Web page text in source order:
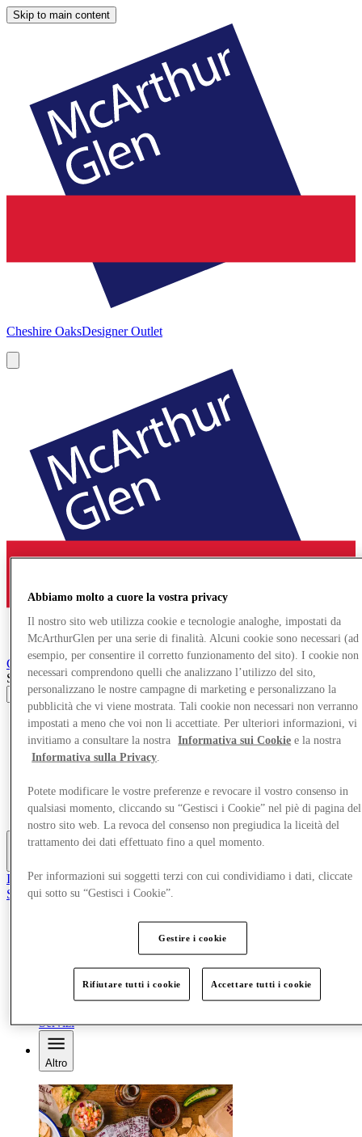
Skip to main content
Cheshire OaksDesigner Outlet
Cheshire OaksDesigner Outlet
Search input
Negozi
Offerte
Pianifica la tua visita
Cosa c'è in programma
Gift Card
Servizi
Il Club
Salvata
Pianifica la tua visita
Cosa c'è in programma
Servizi
Altro
Abbiamo molto a cuore la vostra privacy
Il nostro sito web utilizza cookie e tecnologie analoghe, impostati da
McArthurGlen per una serie di finalità. Alcuni cookie sono necessari (ad
esempio, per consentire il corretto funzionamento del sito). I cookie non
necessari comprendono quelli che analizzano l’utilizzo del sito,
personalizzano le nostre campagne di marketing e personalizzano la
pubblicità che vi viene mostrata. Tali cookie non necessari non verranno
impostati a meno che voi non li accettiate. Per ulteriori informazioni, vi
invitiamo a consultare la nostra
Informativa sui Cookie e la nostra
Informativa sulla Privacy
Potete modificare le vostre preferenze e revocare il vostro consenso in
qualsiasi momento, cliccando su “Gestisci i Cookie” nel piè di pagina del
nostro sito web. La revoca del consenso non pregiudica la liceità del
trattamento dei dati effettuato fino a quel momento.
Per informazioni sui soggetti terzi con cui condividiamo i dati, cliccate
qui sotto su “Gestisci i Cookie”.
Gestire i cookie
Rifiutare tutti i cookie Accettare tutti i cookie